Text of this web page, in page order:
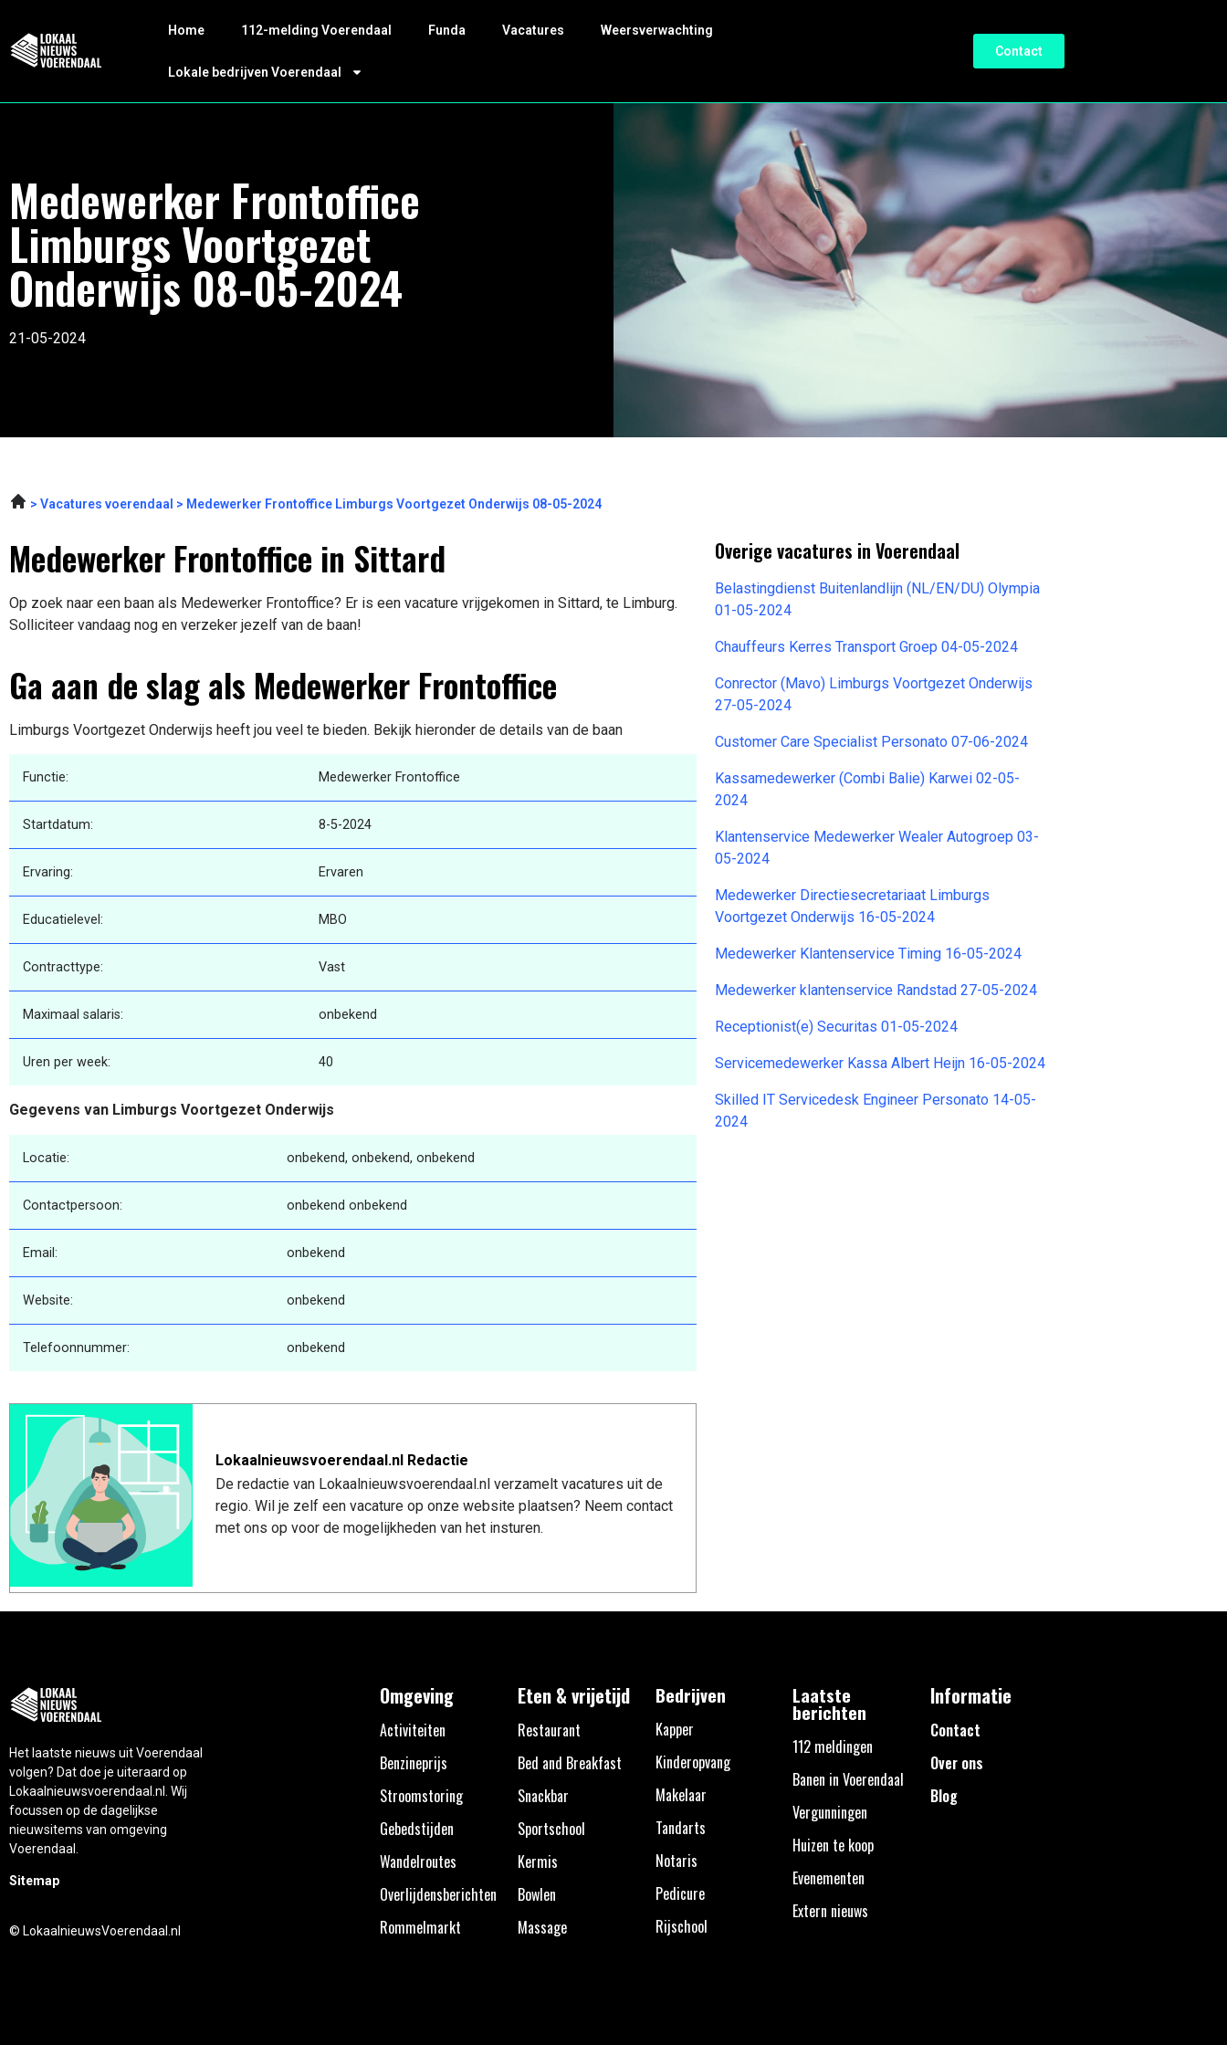
Home 112-melding Voerendaal Funda Vacatures Weersverwachting
Lokale bedrijven Voerendaal
Contact
Medewerker Frontoffice
Limburgs Voortgezet
Onderwijs 08-05-2024
21-05-2024
Vacatures voerendaal Medewerker Frontoffice Limburgs Voortgezet Onderwijs 08-05-2024
Medewerker Frontoffice in Sittard
Op zoek naar een baan als Medewerker Frontoffice? Er is een vacature vrijgekomen in Sittard, te Limburg.
Solliciteer vandaag nog en verzeker jezelf van de baan!
Ga aan de slag als Medewerker Frontoffice
Limburgs Voortgezet Onderwijs heeft jou veel te bieden. Bekijk hieronder de details van de baan
Functie: Medewerker Frontoffice
Startdatum: 8-5-2024
Ervaring: Ervaren
Educatielevel: MBO
Contracttype: Vast
Maximaal salaris: onbekend
Uren per week: 40
Gegevens van Limburgs Voortgezet Onderwijs
Locatie: onbekend, onbekend, onbekend
Contactpersoon: onbekend onbekend
Email: onbekend
Website: onbekend
Telefoonnummer: onbekend
Lokaalnieuwsvoerendaal.nl Redactie
De redactie van Lokaalnieuwsvoerendaal.nl verzamelt vacatures uit de
regio. Wil je zelf een vacature op onze website plaatsen? Neem contact
met ons op voor de mogelijkheden van het insturen.
Overige vacatures in Voerendaal
Belastingdienst Buitenlandlijn (NL/EN/DU) Olympia
01-05-2024
Chauffeurs Kerres Transport Groep 04-05-2024
Conrector (Mavo) Limburgs Voortgezet Onderwijs
27-05-2024
Customer Care Specialist Personato 07-06-2024
Kassamedewerker (Combi Balie) Karwei 02-05-
2024
Klantenservice Medewerker Wealer Autogroep 03-
05-2024
Medewerker Directiesecretariaat Limburgs
Voortgezet Onderwijs 16-05-2024
Medewerker Klantenservice Timing 16-05-2024
Medewerker klantenservice Randstad 27-05-2024
Receptionist(e) Securitas 01-05-2024
Servicemedewerker Kassa Albert Heijn 16-05-2024
Skilled IT Servicedesk Engineer Personato 14-05-
2024
Het laatste nieuws uit Voerendaal
volgen? Dat doe je uiteraard op
Lokaalnieuwsvoerendaal.nl. Wij
focussen op de dagelijkse
nieuwsitems van omgeving
Voerendaal.
Sitemap
© LokaalnieuwsVoerendaal.nl
Omgeving
Activiteiten
Benzineprijs
Stroomstoring
Gebedstijden
Wandelroutes
Overlijdensberichten
Rommelmarkt
Eten & vrijetijd
Restaurant
Bed and Breakfast
Snackbar
Sportschool
Kermis
Bowlen
Massage
Bedrijven
Kapper
Kinderopvang
Makelaar
Tandarts
Notaris
Pedicure
Rijschool
Laatste
berichten
112 meldingen
Banen in Voerendaal
Vergunningen
Huizen te koop
Evenementen
Extern nieuws
Informatie
Contact
Over ons
Blog